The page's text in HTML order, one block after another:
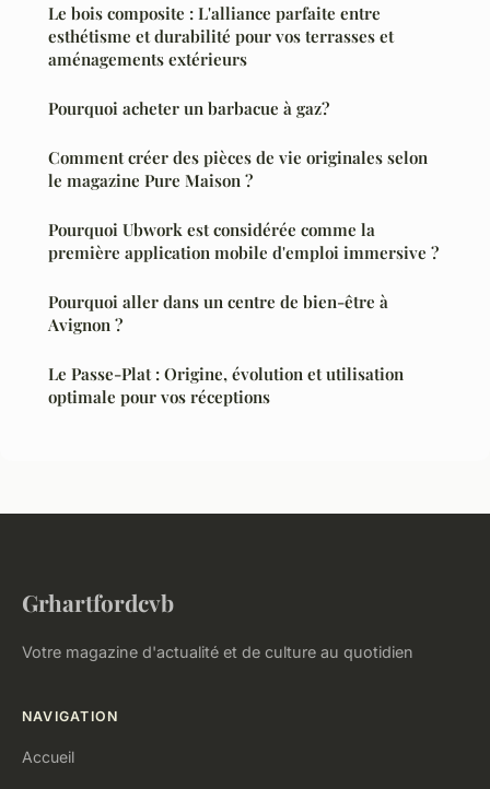
Le bois composite : L'alliance parfaite entre
esthétisme et durabilité pour vos terrasses et
aménagements extérieurs
Pourquoi acheter un barbacue à gaz?
Comment créer des pièces de vie originales selon
le magazine Pure Maison ?
Pourquoi Ubwork est considérée comme la
première application mobile d'emploi immersive ?
Pourquoi aller dans un centre de bien-être à
Avignon ?
Le Passe-Plat : Origine, évolution et utilisation
optimale pour vos réceptions
Grhartfordcvb
Votre magazine d'actualité et de culture au quotidien
NAVIGATION
Accueil